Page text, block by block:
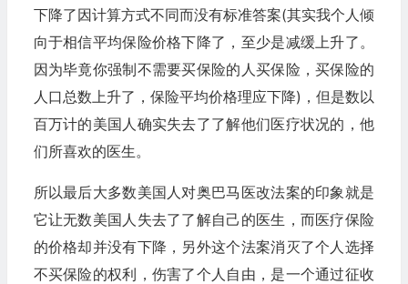
下降了因计算方式不同而没有标准答案(其实我个人倾
向于相信平均保险价格下降了，至少是减缓上升了。
因为毕竟你强制不需要买保险的人买保险，买保险的
人口总数上升了，保险平均价格理应下降)，但是数以
百万计的美国人确实失去了了解他们医疗状况的，他
们所喜欢的医生。
所以最后大多数美国人对奥巴马医改法案的印象就是
它让无数美国人失去了了解自己的医生，而医疗保险
的价格却并没有下降，另外这个法案消灭了个人选择
不买保险的权利，伤害了个人自由，是一个通过征收